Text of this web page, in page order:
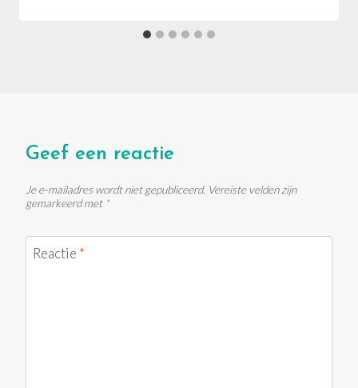
Geef een reactie
Je e-mailadres wordt niet gepubliceerd. Vereiste velden zijn
gemarkeerd met *
Reactie *